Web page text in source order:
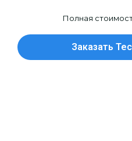
Полная
Заказать